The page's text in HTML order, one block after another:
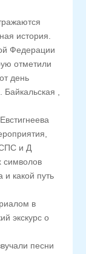
история.
Федерации
отметили
день
,
и Д
символов
и какой путь
в
экскурс о
песни